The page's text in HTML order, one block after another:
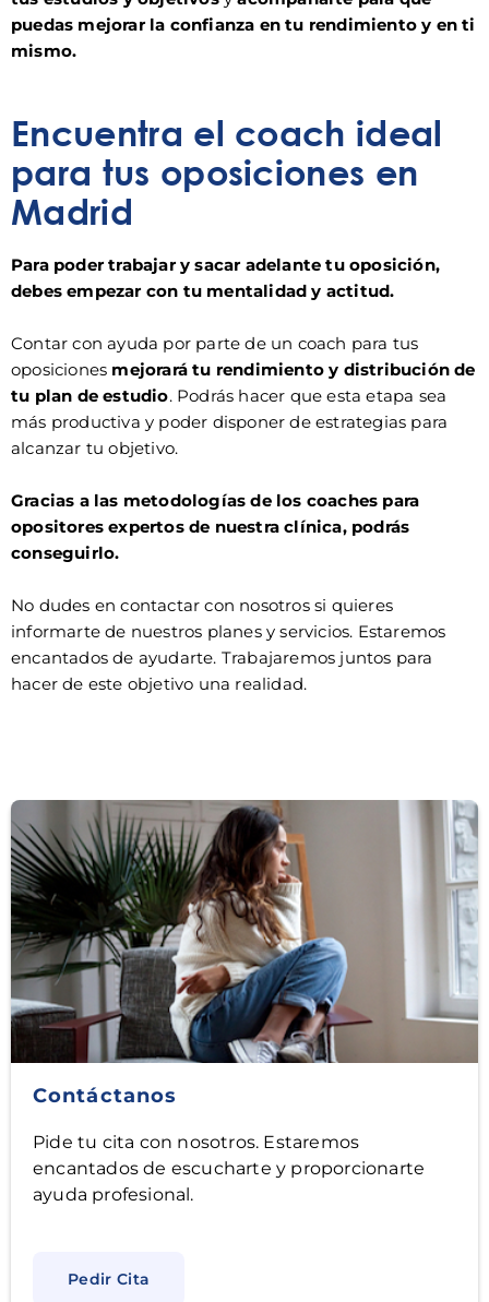
puedas mejorar la confianza en tu rendimiento y en ti
mismo.
Encuentra el coach ideal
para tus oposiciones en
Madrid
Para poder trabajar y sacar adelante tu oposición,
debes empezar con tu mentalidad y actitud.
Contar con ayuda por parte de un coach para tus
oposiciones mejorará tu rendimiento y distribución de
tu plan de estudio. Podrás hacer que esta etapa sea
más productiva y poder disponer de estrategias para
alcanzar tu objetivo.
Gracias a las metodologías de los coaches para
opositores expertos de nuestra clínica, podrás
conseguirlo.
No dudes en contactar con nosotros si quieres
informarte de nuestros planes y servicios. Estaremos
encantados de ayudarte. Trabajaremos juntos para
hacer de este objetivo una realidad.
Contáctanos
Pide tu cita con nosotros. Estaremos
encantados de escucharte y proporcionarte
ayuda profesional.
Pedir Cita